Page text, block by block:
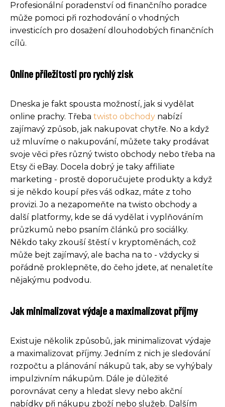
Profesionální poradenství od finančního poradce
může pomoci při rozhodování o vhodných
investicích pro dosažení dlouhodobých finančních
cílů.
Online příležitosti pro rychlý zisk
Dneska je fakt spousta možností, jak si vydělat
online prachy. Třeba twisto obchody nabízí
zajímavý způsob, jak nakupovat chytře. No a když
už mluvíme o nakupování, můžete taky prodávat
svoje věci přes různý twisto obchody nebo třeba na
Etsy či eBay. Docela dobrý je taky affiliate
marketing - prostě doporučujete produkty a když
si je někdo koupí přes váš odkaz, máte z toho
provizi. Jo a nezapomeňte na twisto obchody a
další platformy, kde se dá vydělat i vyplňováním
průzkumů nebo psaním článků pro sociálky.
Někdo taky zkouší štěstí v kryptoměnách, což
může bejt zajímavý, ale bacha na to - vždycky si
pořádně proklepněte, do čeho jdete, ať nenaletíte
nějakýmu podvodu.
Jak minimalizovat výdaje a maximalizovat příjmy
Existuje několik způsobů, jak minimalizovat výdaje
a maximalizovat příjmy. Jedním z nich je sledování
rozpočtu a plánování nákupů tak, aby se vyhýbaly
impulzivním nákupům. Dále je důležité
porovnávat ceny a hledat slevy nebo akční
nabídky při nákupu zboží nebo služeb. Dalším